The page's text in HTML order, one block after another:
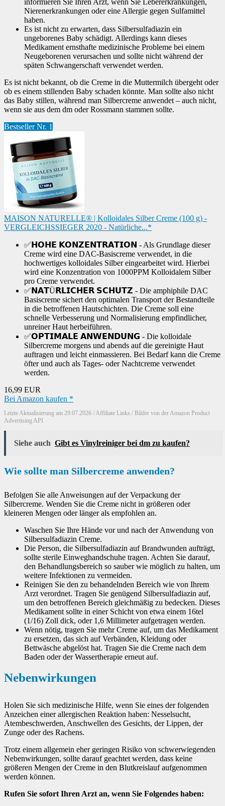
informieren Sie Ihren Arzt, wenn Sie Lebererkrankungen,
Nierenerkrankungen oder eine Allergie gegen Sulfamittel
haben.
Es ist nicht zu erwarten, dass Silbersulfadiazin ein
ungeborenes Baby schädigt. Allerdings kann dieses
Medikament ernsthafte medizinische Probleme bei einem
Neugeborenen verursachen und sollte nicht während der
späten Schwangerschaft verwendet werden.
Es ist nicht bekannt, ob die Creme in die Muttermilch übergeht oder
ob es einem stillenden Baby schaden könnte. Man sollte also nicht
das Baby stillen, während man Silbercreme anwendet – auch nicht,
wenn sie aus dem dm oder Rossmann stammen sollte.
Bestseller Nr. 1
MAISON NATURELLE® | Kolloidales Silber Creme (100 g) -
VERGLEICHSSIEGER 2020 - Natürliche...*
✅𝗛𝗢𝗛𝗘 𝗞𝗢𝗡𝗭𝗘𝗡𝗧𝗥𝗔𝗧𝗜𝗢𝗡 - Als Grundlage dieser
Creme wird eine DAC-Basiscreme verwendet, in die
hochwertiges kolloidales Silber eingearbeitet wird. Hierbei
wird eine Konzentration von 1000PPM Kolloidalem Silber
pro Creme verwendet.
✅𝗡𝗔𝗧Ü𝗥𝗟𝗜𝗖𝗛𝗘𝗥 𝗦𝗖𝗛𝗨𝗧𝗭 - Die amphiphile DAC
Basiscreme sichert den optimalen Transport der Bestandteile
in die betroffenen Hautschichten. Die Creme soll eine
schnelle Verbesserung und Normalisierung empfindlicher,
unreiner Haut herbeiführen.
✅𝗢𝗣𝗧𝗜𝗠𝗔𝗟𝗘 𝗔𝗡𝗪𝗘𝗡𝗗𝗨𝗡𝗚 - Die kolloidale
Silbercreme morgens und abends auf die gereinigte Haut
auftragen und leicht einmassieren. Bei Bedarf kann die Creme
öfter und auch als Tages- oder Nachtcreme verwendet
werden.
16,99 EUR
Bei Amazon kaufen *
Letzte Aktualisierung am 29.07.2026 / Affiliate Links / Bilder von der Amazon Product
Advertising API
Siehe auch Gibt es Vinylreiniger bei dm zu kaufen?
Wie sollte man Silbercreme anwenden?
Befolgen Sie alle Anweisungen auf der Verpackung der
Silbercreme. Wenden Sie die Creme nicht in größeren oder
kleineren Mengen oder länger als empfohlen an.
Waschen Sie Ihre Hände vor und nach der Anwendung von
Silbersulfadiazin Creme.
Die Person, die Silbersulfadiazin auf Brandwunden aufträgt,
sollte sterile Einweghandschuhe tragen. Achten Sie darauf,
den Behandlungsbereich so sauber wie möglich zu halten, um
weitere Infektionen zu vermeiden.
Reinigen Sie den zu behandelnden Bereich wie von Ihrem
Arzt verordnet. Tragen Sie genügend Silbersulfadiazin auf,
um den betroffenen Bereich gleichmäßig zu bedecken. Dieses
Medikament sollte in einer Schicht von etwa einem 16tel
(1/16) Zoll dick, oder 1,6 Millimeter aufgetragen werden.
Wenn nötig, tragen Sie mehr Creme auf, um das Medikament
zu ersetzen, das sich auf Verbänden, Kleidung oder
Bettwäsche abgelöst hat. Tragen Sie die Creme nach dem
Baden oder der Wassertherapie erneut auf.
Nebenwirkungen
Holen Sie sich medizinische Hilfe, wenn Sie eines der folgenden
Anzeichen einer allergischen Reaktion haben: Nesselsucht,
Atembeschwerden, Anschwellen des Gesichts, der Lippen, der
Zunge oder des Rachens.
Trotz einem allgemein eher geringen Risiko von schwerwiegenden
Nebenwirkungen, sollte darauf geachtet werden, dass keine
größeren Mengen der Creme in den Blutkreislauf aufgenommen
werden können.
Rufen Sie sofort Ihren Arzt an, wenn Sie Folgendes haben: